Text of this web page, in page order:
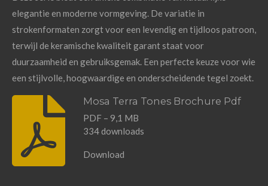
elegantie en moderne vormgeving. De variatie in
strokenformaten zorgt voor een levendig en tijdloos patroon,
terwijl de keramische kwaliteit garant staat voor
duurzaamheid en gebruiksgemak. Een perfecte keuze voor wie
een stijlvolle, hoogwaardige en onderscheidende tegel zoekt.
Mosa Terra Tones Brochure Pdf
PDF – 9,1 MB
334 downloads
Download